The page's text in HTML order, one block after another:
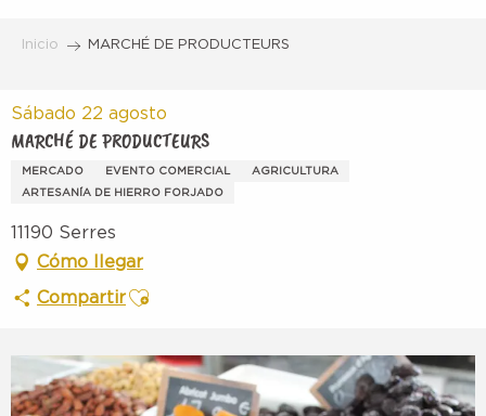
Inicio MARCHÉ DE PRODUCTEURS
Sábado 22 agosto
MARCHÉ DE PRODUCTEURS
MERCADO EVENTO COMERCIAL
AGRICULTURA
ARTESANÍA DE HIERRO FORJADO
11190 Serres
Cómo llegar
CompartirAjouter aux favoris